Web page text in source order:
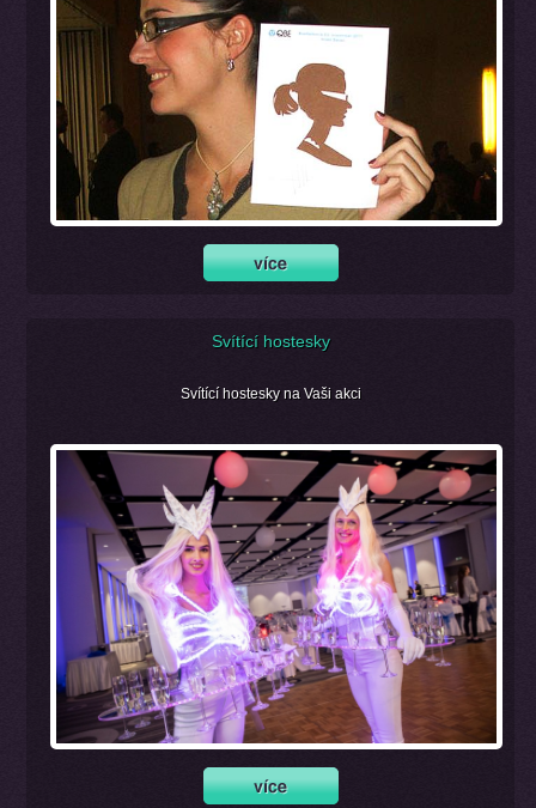
Svítící hostesky
Svítící hostesky na Vaši akci